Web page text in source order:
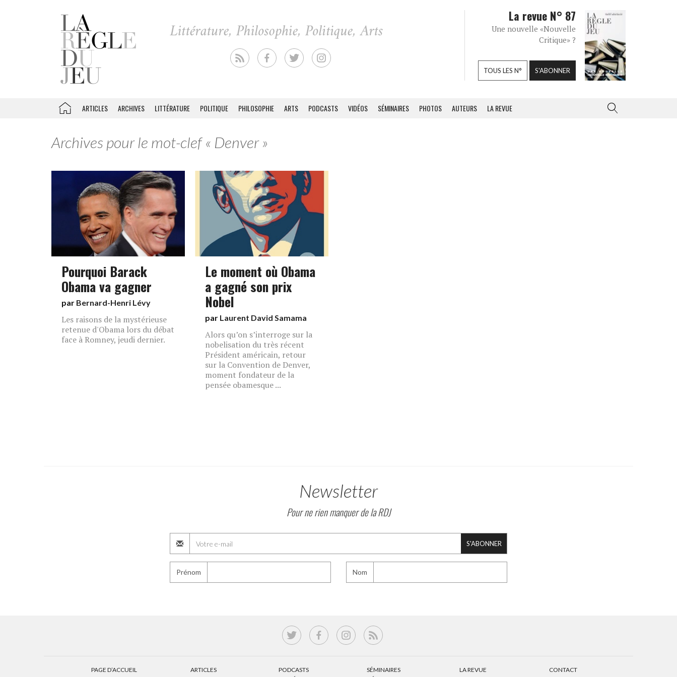
La revue N° 87
Une nouvelle «Nouvelle
Critique» ?
TOUS LES N° S'ABONNER
ARTICLES ARCHIVES LITTÉRATURE POLITIQUE PHILOSOPHIE ARTS PODCASTS VIDÉOS SÉMINAIRES PHOTOS AUTEURS LA REVUE
Archives pour le mot-clef « Denver »
Pourquoi Barack
Obama va gagner
par Bernard-Henri Lévy
Les raisons de la mystérieuse
retenue d'Obama lors du débat
face à Romney, jeudi dernier.
Le moment où Obama
a gagné son prix
Nobel
par Laurent David Samama
Alors qu’on s’interroge sur la
nobelisation du très récent
Président américain, retour
sur la Convention de Denver,
moment fondateur de la
pensée obamesque ...
Newsletter
Pour ne rien manquer de la RDJ
S'ABONNER
Prénom Nom
PAGE D’ACCUEIL
ARTICLES
PODCASTS
SÉMINAIRES
LA REVUE
CONTACT